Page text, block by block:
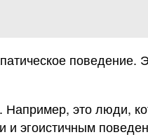
это люди,
эгоистичным